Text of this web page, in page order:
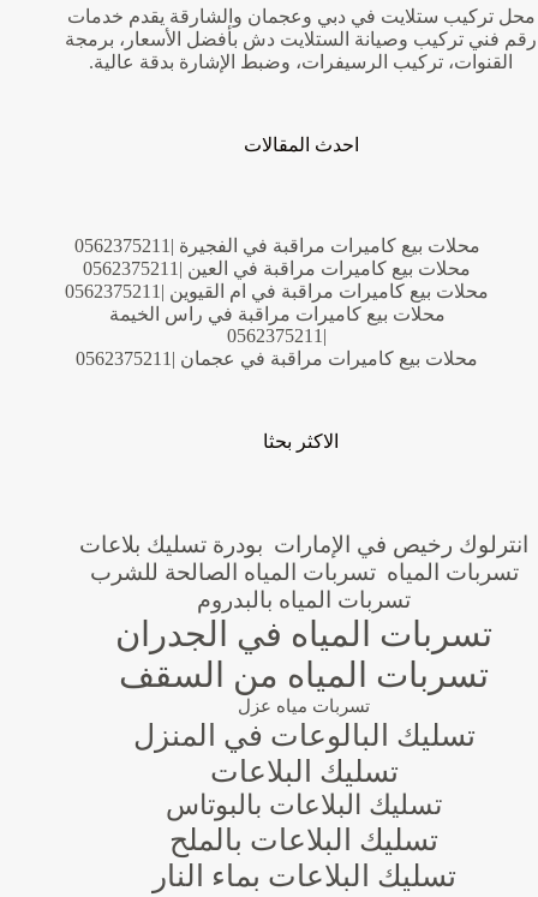
محل تركيب ستلايت في دبي وعجمان والشارقة يقدم خدمات
رقم فني تركيب وصيانة الستلايت دش بأفضل الأسعار، برمجة
القنوات، تركيب الرسيفرات، وضبط الإشارة بدقة عالية.
احدث المقالات
محلات بيع كاميرات مراقبة في الفجيرة |0562375211
محلات بيع كاميرات مراقبة في العين |0562375211
محلات بيع كاميرات مراقبة في ام القيوين |0562375211
محلات بيع كاميرات مراقبة في راس الخيمة
|0562375211
محلات بيع كاميرات مراقبة في عجمان |0562375211
الاكثر بحثا
انترلوك رخيص في الإمارات بودرة تسليك بلاعات
تسربات المياه تسربات المياه الصالحة للشرب
تسربات المياه بالبدروم
تسربات المياه في الجدران
تسربات المياه من السقف
تسربات مياه عزل
تسليك البالوعات في المنزل
تسليك البلاعات
تسليك البلاعات بالبوتاس
تسليك البلاعات بالملح
تسليك البلاعات بماء النار